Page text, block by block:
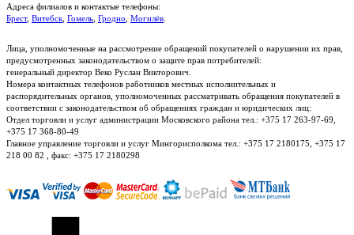
Адреса филиалов и контактые телефоны:
Брест, Витебск Гомель Гродно Могилёв
Лица, уполномоченные на рассмотрение обращений покупателей о нарушении их прав,
предусмотренных законодательством о защите прав потребителей:
генеральный директор Веко Руслан Викторович.
Номера контактных телефонов работников местных исполнительных и
распорядительных органов, уполномоченных рассматривать обращения покупателей в
соответствии с законодательством об обращениях граждан и юридических лиц:
Отдел торговли и услуг администрации Московского района тел.: +375 17 263-97-69,
+375 17 368-80-49
Главное управление торговли и услуг Мингорисполкома тел.: +375 17 2180175, +375 17
218 00 82 , факс: +375 17 2180298